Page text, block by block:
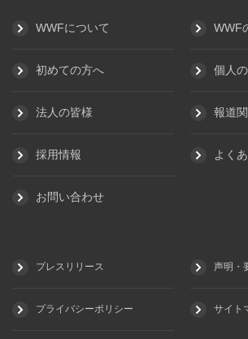
WWFについて WWF
初めての方へ 個人
法人の皆様 報道
採用情報 よく
お問い合わせ
プレスリリース 声明・
プライバシーポリシー サイト